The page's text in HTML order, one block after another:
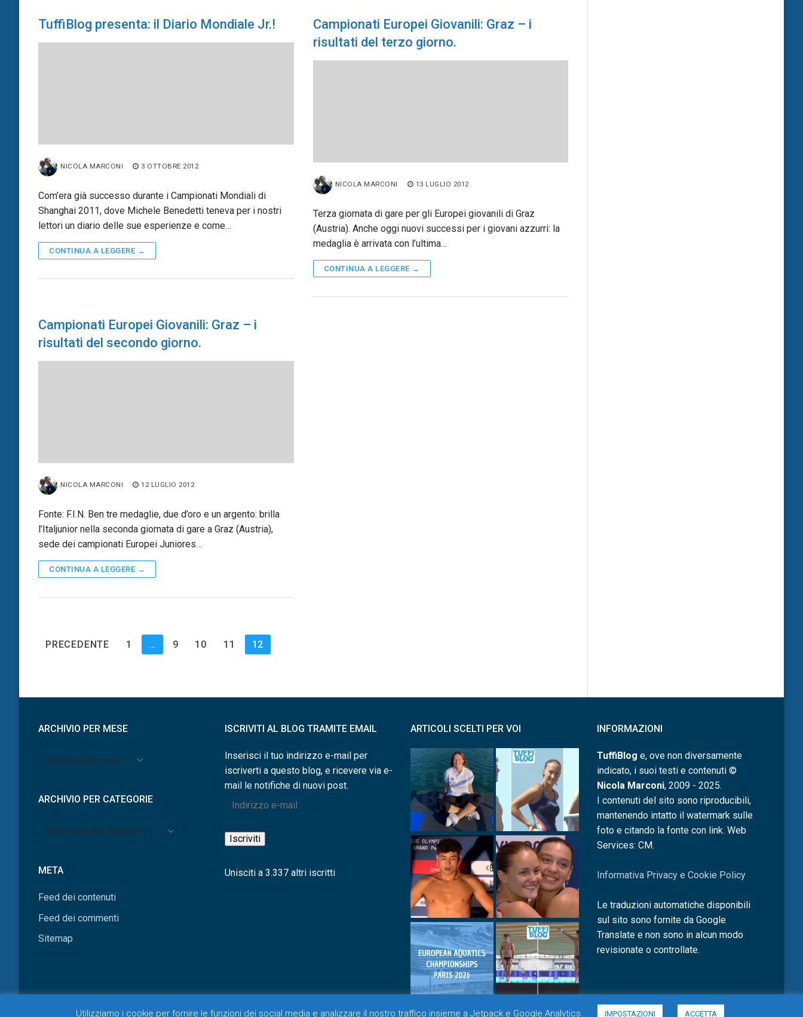
TuffiBlog presenta: il Diario Mondiale Jr.!
NICOLA MARCONI 3 OTTOBRE 2012
Com’era già successo durante i Campionati Mondiali di
Shanghai 2011, dove Michele Benedetti teneva per i nostri
lettori un diario delle sue esperienze e come…
CONTINUA A LEGGERE →
Campionati Europei Giovanili: Graz – i
risultati del terzo giorno.
NICOLA MARCONI 13 LUGLIO 2012
Terza giornata di gare per gli Europei giovanili di Graz
(Austria). Anche oggi nuovi successi per i giovani azzurri: la
medaglia è arrivata con l’ultima…
CONTINUA A LEGGERE →
Campionati Europei Giovanili: Graz – i
risultati del secondo giorno.
NICOLA MARCONI 12 LUGLIO 2012
Fonte: F.I.N. Ben tre medaglie, due d’oro e un argento: brilla
l’Italjunior nella seconda giornata di gare a Graz (Austria),
sede dei campionati Europei Juniores…
CONTINUA A LEGGERE →
Paginazione
PRECEDENTE 1 … 9 10 11 12
ARCHIVIO PER MESE
Archivio
ARCHIVIO PER CATEGORIE
Archivio
META
Feed dei contenuti
Feed dei commenti
Sitemap
ISCRIVITI AL BLOG TRAMITE EMAIL
Inserisci il tuo indirizzo e-mail per
iscriverti a questo blog, e ricevere via e-
mail le notifiche di nuovi post.
Indirizzo
mail
Iscriviti
Unisciti a 3.337 altri iscritti
ARTICOLI SCELTI PER VOI INFORMAZIONI
TuffiBlog e, ove non diversamente
indicato, i suoi testi e contenuti ©
Nicola Marconi, 2009 - 2025.
I contenuti del sito sono riproducibili,
mantenendo intatto il watermark sulle
foto e citando la fonte con link. Web
Services: CM.
Informativa Privacy e Cookie Policy
Le traduzioni automatiche disponibili
sul sito sono fornite da Google
Translate e non sono in alcun modo
revisionate o controllate.
Utilizziamo i cookie per fornire le funzioni dei social media e analizzare il nostro traffico insieme a Jetpack e Google Analytics. IMPOSTAZIONI ACCETTA